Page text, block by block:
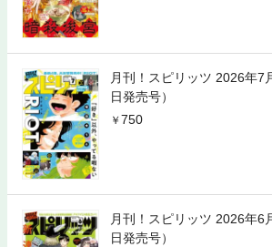
月刊！スピリッツ 2026年7
日発売号）
750
月刊！スピリッツ 2026年6
日発売号）